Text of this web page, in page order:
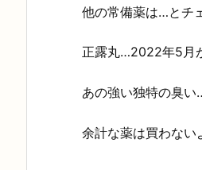
他の常備薬は…とチ
正露丸…2022年5月
あの強い独特の臭い
余計な薬は買わな